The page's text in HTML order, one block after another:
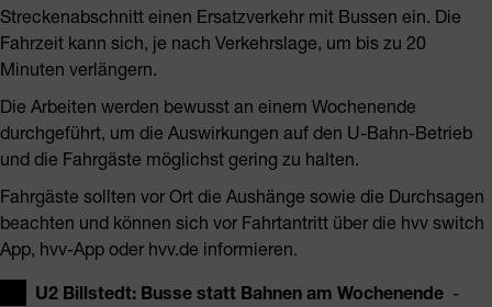
Streckenabschnitt einen Ersatzverkehr mit Bussen ein. Die
Fahrzeit kann sich, je nach Verkehrslage, um bis zu 20
Minuten verlängern.
Die Arbeiten werden bewusst an einem Wochenende
durchgeführt, um die Auswirkungen auf den U-Bahn-Betrieb
und die Fahrgäste möglichst gering zu halten.
Fahrgäste sollten vor Ort die Aushänge sowie die Durchsagen
beachten und können sich vor Fahrtantritt über die hvv switch
App, hvv-App oder hvv.de informieren.
U2 Billstedt: Busse statt Bahnen am Wochenende -